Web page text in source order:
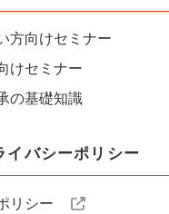
方向けセミナー
けセミナー
の基礎知識
イバシーポリシー
リシー